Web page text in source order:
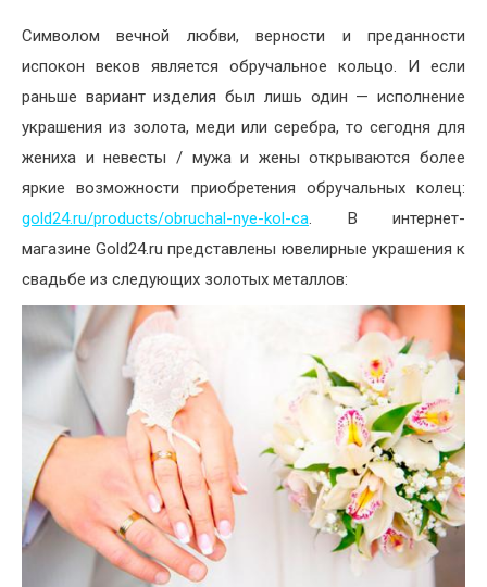
Хобби
Красота
Недвижимость
Символом вечной любви, верности и преданности
испокон веков является обручальное кольцо. И если
раньше вариант изделия был лишь один — исполнение
украшения из золота, меди или серебра, то сегодня для
жениха и невесты / мужа и жены открываются более
яркие возможности приобретения обручальных колец:
gold24.ru/products/obruchal-nye-kol-ca. В интернет-
магазине Gold24.ru представлены ювелирные украшения к
свадьбе из следующих золотых металлов: